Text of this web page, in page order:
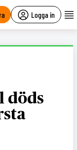
Logga in
döds